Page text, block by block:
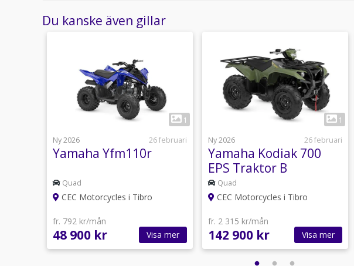
Du kanske även gillar
1
Ny 2026
26 februari
Yamaha Yfm110r
Quad
CEC Motorcycles i Tibro
fr. 792 kr/mån
48 900 kr Visa mer
1
Ny 2026
26 februari
Yamaha Kodiak 700
EPS Traktor B
Quad
CEC Motorcycles i Tibro
fr. 2 315 kr/mån
142 900 kr Visa mer